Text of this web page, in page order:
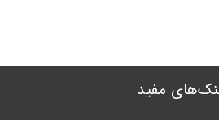
مفید‌